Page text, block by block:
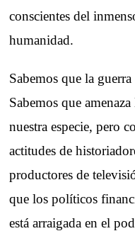
conscientes del
humanidad.
Sabemos que la
Sabemos que
nuestra especie, pero
actitudes de
productores de
que los políticos
está arraigada en el